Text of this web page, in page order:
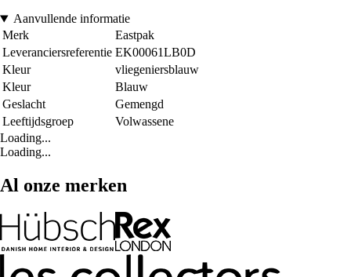
Aanvullende informatie
Merk
Eastpak
Leveranciersreferentie EK00061LB0D
Kleur
vliegeniersblauw
Kleur
Blauw
Geslacht
Gemengd
Leeftijdsgroep
Volwassene
Loading...
Loading...
Al onze merken